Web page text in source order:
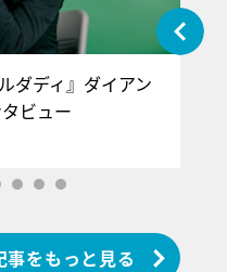
ダディ』ダイアン
ンタビュー
事をもっと見る